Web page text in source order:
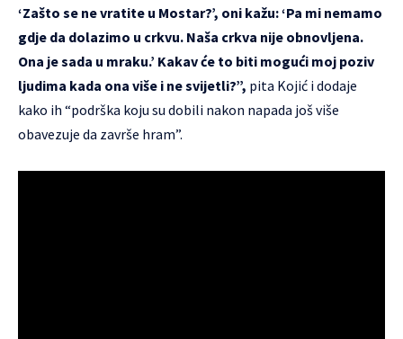
‘Zašto se ne vratite u Mostar?’, oni kažu: ‘Pa mi nemamo
gdje da dolazimo u crkvu. Naša crkva nije obnovljena.
Ona je sada u mraku.’ Kakav će to biti mogući moj poziv
ljudima kada ona više i ne svijetli?”, pita Kojić i dodaje
kako ih “podrška koju su dobili nakon napada još više
obavezuje da završe hram”.